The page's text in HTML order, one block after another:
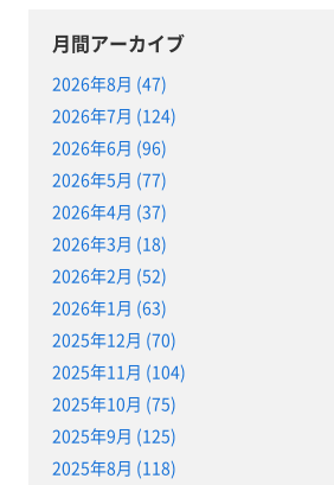
月間アーカイブ
2026年8月 (47)
2026年7月 (124)
2026年6月 (96)
2026年5月 (77)
2026年4月 (37)
2026年3月 (18)
2026年2月 (52)
2026年1月 (63)
2025年12月 (70)
2025年11月 (104)
2025年10月 (75)
2025年9月 (125)
2025年8月 (118)